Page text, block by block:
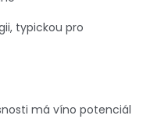
typickou pro
má víno potenciál